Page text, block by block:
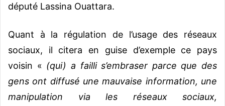
député Lassina Ouattara.
Quant à la régulation de l’usage des réseaux
sociaux, il citera en guise d’exemple ce pays
voisin « (qui) a failli s’embraser parce que des
gens ont diffusé une mauvaise information, une
manipulation via les réseaux sociaux,